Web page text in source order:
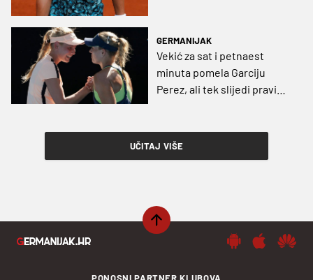
GERMANIJAK
Vekić za sat i petnaest
minuta pomela Garciju
Perez, ali tek slijedi pravi
UČITAJ VIŠE